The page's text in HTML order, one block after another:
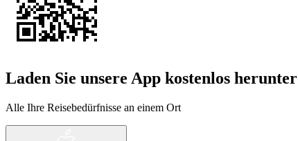
Laden Sie unsere App kostenlos herunter
Alle Ihre Reisebedürfnisse an einem Ort